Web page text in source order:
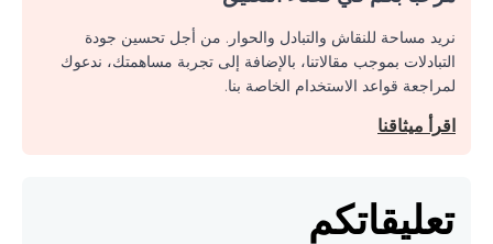
نريد مساحة للنقاش والتبادل والحوار. من أجل تحسين جودة
التبادلات بموجب مقالاتنا، بالإضافة إلى تجربة مساهمتك، ندعوك
لمراجعة قواعد الاستخدام الخاصة بنا.
اقرأ ميثاقنا
تعليقاتكم